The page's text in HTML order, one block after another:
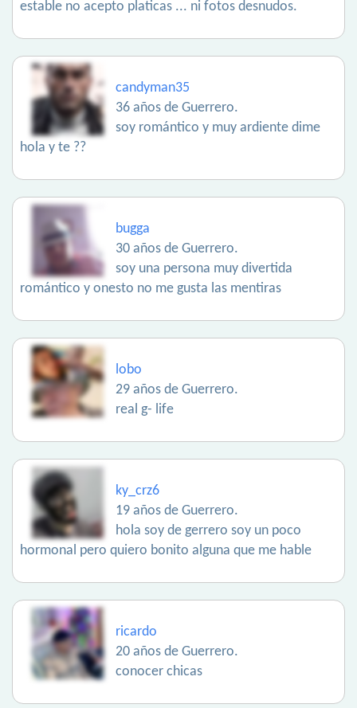
estable no acepto platicas ... ni fotos desnudos.
candyman35
36 años de Guerrero.
soy romántico y muy ardiente dime
hola y te ??
bugga
30 años de Guerrero.
soy una persona muy divertida
romántico y onesto no me gusta las mentiras
lobo
29 años de Guerrero.
real g- life
ky_crz6
19 años de Guerrero.
hola soy de gerrero soy un poco
hormonal pero quiero bonito alguna que me hable
ricardo
20 años de Guerrero.
conocer chicas